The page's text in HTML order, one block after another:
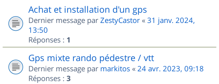
Achat et installation d'un gps
Dernier message par ZestyCastor « 31 janv. 2024,
13:50
Réponses : 1
Gps mixte rando pédestre / vtt
Dernier message par markitos « 24 avr. 2023, 09:18
Réponses : 3